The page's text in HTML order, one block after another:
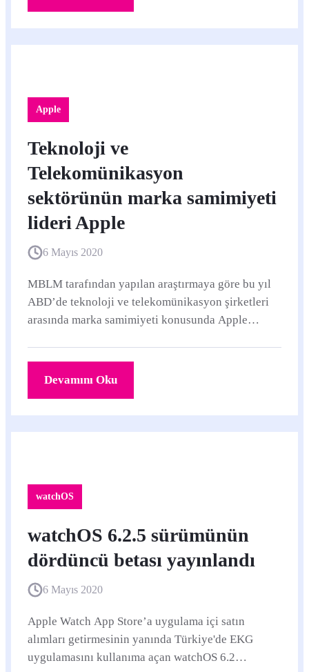
Apple
Teknoloji ve
Telekomünikasyon
sektörünün marka samimiyeti
lideri Apple
6 Mayıs 2020
MBLM tarafından yapılan araştırmaya göre bu yıl
ABD’de teknoloji ve telekomünikasyon şirketleri
arasında marka samimiyeti konusunda Apple
Devamını Oku
watchOS
watchOS 6.2.5 sürümünün
dördüncü betası yayınlandı
6 Mayıs 2020
Apple Watch App Store’a uygulama içi satın
alımları getirmesinin yanında Türkiye'de EKG
uygulamasını kullanıma açan watchOS 6.2